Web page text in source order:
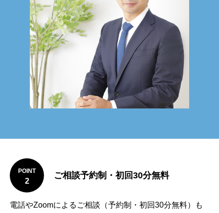
POINT
2
ご相談予約制・初回30分無料
電話やZoomによるご相談（予約制・初回30分無料）も